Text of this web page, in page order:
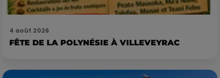
4 août 2026
FÊTE DE LA POLYNÉSIE À VILLEVEYRAC